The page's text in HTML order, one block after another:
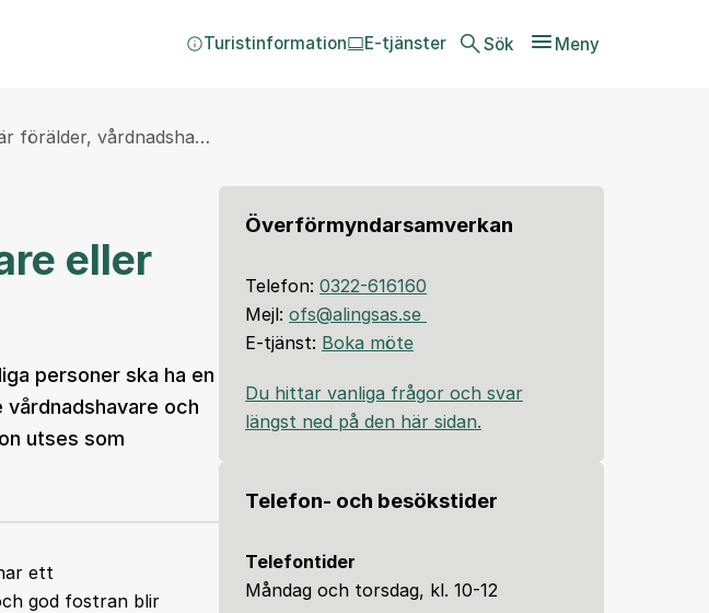
Sök Meny
Turistinformation E-tjänster
förälder, vårdnadsha…
eller
personer ska ha en
och
utses som
ett
god fostran blir
Överförmyndarsamverkan
Telefon:0322-616160
Mejl:ofs@alingsas.se
E-tjänst: Boka möte
Du hittar vanliga frågor och svar
längst ned på den här sidan.
Telefon- och besökstider
Telefontider
Måndag och torsdag, kl. 10-12